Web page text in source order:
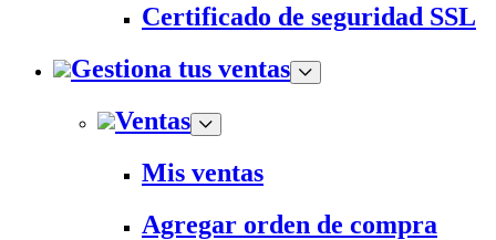
Certificado de seguridad SSL
Gestiona tus ventas
Ventas
Mis ventas
Agregar orden de compra